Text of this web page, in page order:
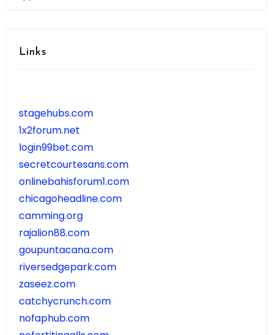
Links
stagehubs.com
1x2forum.net
login99bet.com
secretcourtesans.com
onlinebahisforum1.com
chicagoheadline.com
camming.org
rajalion88.com
goupuntacana.com
riversedgepark.com
zaseez.com
catchycrunch.com
nofaphub.com